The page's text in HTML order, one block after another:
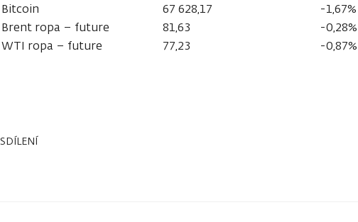
Bitcoin
67 628,17
-1,67%
Brent ropa – future
81,63
-0,28%
WTI ropa – future
77,23 -0,87%
SDÍLENÍ